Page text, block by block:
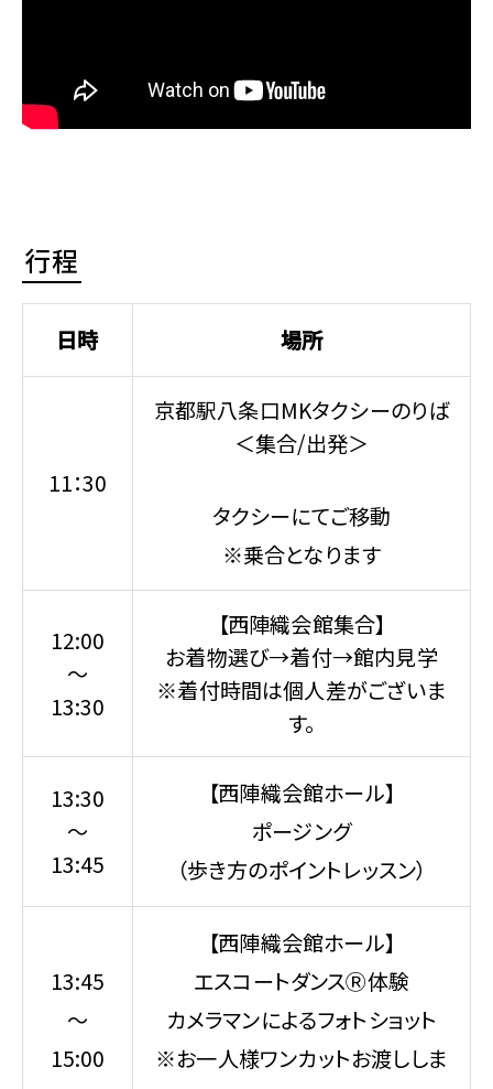
行程
日時 場所
11：30
京都駅八条口MKタクシーのりば
＜集合/出発＞
タクシーにてご移動
※乗合となります
12:00
～
13:30
【西陣織会館集合】
お着物選び→着付→館内見学
※着付時間は個人差がございま
す。
13:30
～
13:45
【西陣織会館ホール】
ポージング
（歩き方のポイントレッスン）
13:45
～
15:00
【西陣織会館ホール】
エスコートダンスⓇ体験
カメラマンによるフォトショット
※お一人様ワンカットお渡ししま